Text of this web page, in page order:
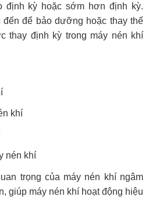
định kỳ hoặc sớm hơn định kỳ.
đến để bảo dưỡng hoặc thay thế
thay định kỳ trong máy nén khí
khí
nén khí
trọng của máy nén khí ngâm
giúp máy nén khí hoạt động hiệu